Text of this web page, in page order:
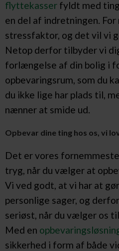
flyttekasser fyldt med
en del af indretningen.
stressfaktor, og det vil vi
Netop derfor tilbyder vi
forlængelse af din bolig i
opbevaringsrum, som du
du ikke lige har plads til,
nænner at smide ud.
Opbevar dine ting hos os, vi
Det er vores
tryg, når du vælger at
Vi ved godt, at vi har at
personlige sager, og
seriøst, når du vælger os
Med en
sikkerhed i form af både